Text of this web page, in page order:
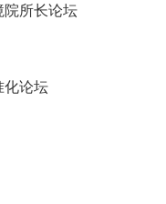
所长论坛
化论坛